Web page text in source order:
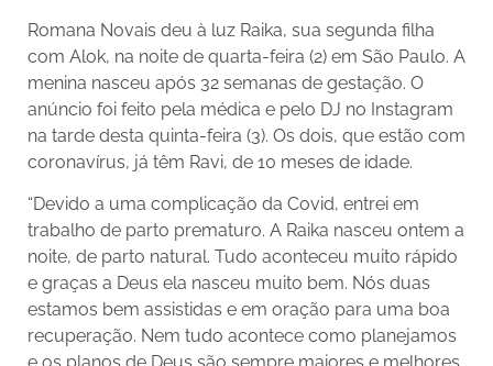
Romana Novais deu à luz Raika, sua segunda filha
com Alok, na noite de quarta-feira (2) em São Paulo. A
menina nasceu após 32 semanas de gestação. O
anúncio foi feito pela médica e pelo DJ no Instagram
na tarde desta quinta-feira (3). Os dois, que estão com
coronavírus, já têm Ravi, de 10 meses de idade.
“Devido a uma complicação da Covid, entrei em
trabalho de parto prematuro. A Raika nasceu ontem a
noite, de parto natural. Tudo aconteceu muito rápido
e graças a Deus ela nasceu muito bem. Nós duas
estamos bem assistidas e em oração para uma boa
recuperação. Nem tudo acontece como planejamos